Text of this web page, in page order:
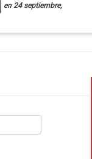
en 24 septiembre,